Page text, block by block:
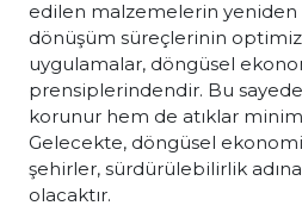
edilen malzemelerin yeniden
dönüşüm süreçlerinin
uygulamalar, döngüsel
prensiplerindendir. Bu
korunur hem de atıklar
Gelecekte, döngüsel
şehirler, sürdürülebilirlik
olacaktır.